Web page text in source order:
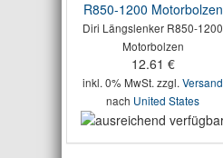
Diri Längslenker R850-1200
Motorbolzen
12.61 €
inkl. 0% MwSt. zzgl.Versand
nach United States